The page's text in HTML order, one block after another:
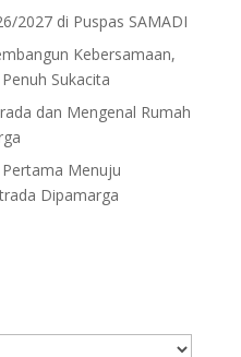
2027 di Puspas SAMADI
Kebersamaan,
Sukacita
dan Mengenal Rumah
Menuju
Dipamarga